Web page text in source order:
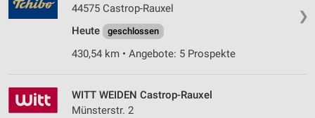
❯
44575 Castrop-Rauxel
Heute
geschlossen
430,54 km • Angebote: 5 Prospekte
WITT WEIDEN Castrop-Rauxel
Münsterstr. 2